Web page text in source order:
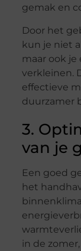
gemak en
Door het
kun je niet
maar ook
verkleinen.
effectieve
duurzamer
3.
van je
Een goed
het
in de